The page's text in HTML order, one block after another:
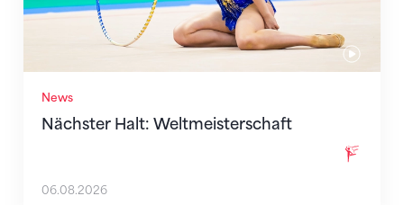
News
Nächster Halt: Weltmeisterschaft
06.08.2026